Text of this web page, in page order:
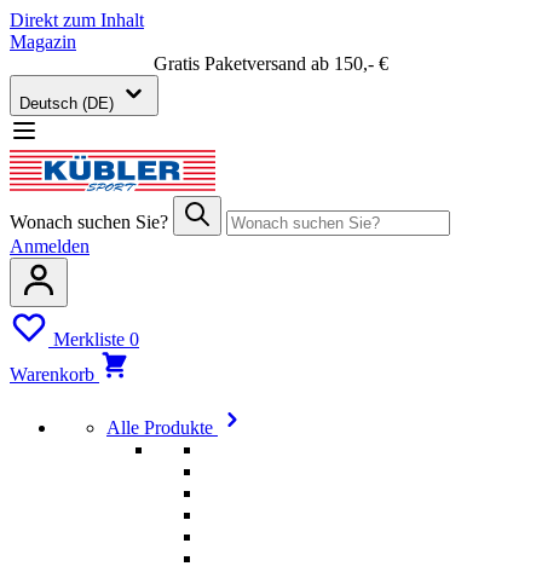
Direkt zum Inhalt
Magazin
Gratis Paketversand ab 150,- €
Deutsch (DE)
Wonach suchen Sie?
Anmelden
Merkliste 0
Warenkorb
Alle Produkte